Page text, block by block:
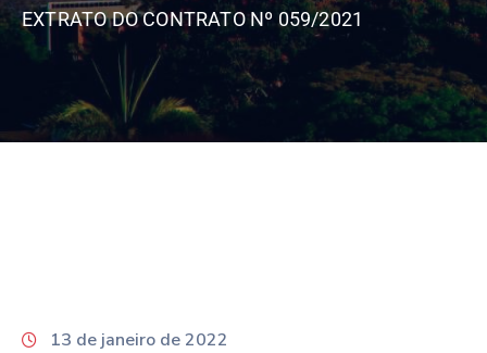
Webmail
EXTRATO DO CONTRATO Nº 059/2021
13 de janeiro de 2022